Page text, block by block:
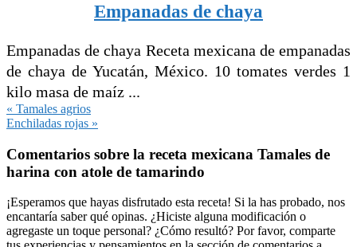
Empanadas de chaya
Empanadas de chaya Receta mexicana de empanadas
de chaya de Yucatán, México. 10 tomates verdes 1
kilo masa de maíz ...
Entrada
anterior:
« Tamales agrios
Siguiente
Enchiladas rojas »
con
los
lectores
Comentarios sobre la receta mexicana Tamales de
harina con atole de tamarindo
¡Esperamos que hayas disfrutado esta receta! Si la has probado, nos
encantaría saber qué opinas. ¿Hiciste alguna modificación o
agregaste un toque personal? ¿Cómo resultó? Por favor, comparte